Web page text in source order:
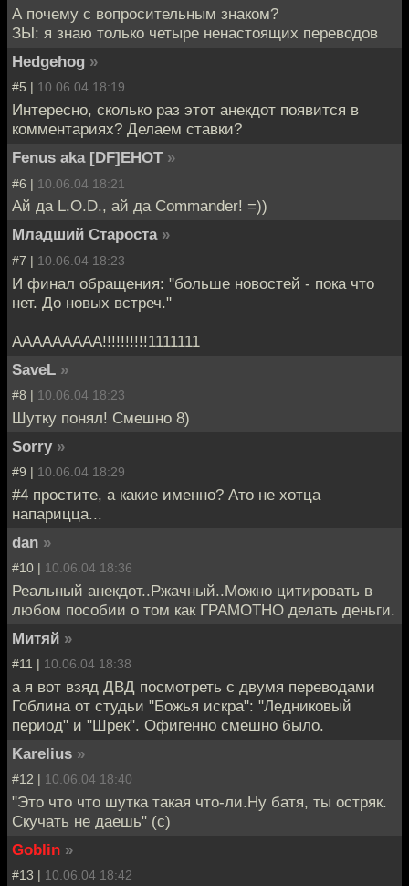
А почему с вопросительным знаком?
ЗЫ: я знаю только четыре ненастоящих переводов
Hedgehog »
#5 | 10.06.04 18:19
Интересно, сколько раз этот анекдот появится в
комментариях? Делаем ставки?
Fenus aka [DF]EHOT »
#6 | 10.06.04 18:21
Ай да L.O.D., ай да Commander! =))
Младший Староста »
#7 | 10.06.04 18:23
И финал обращения: "больше новостей - пока что
нет. До новых встреч."
ААААААААА!!!!!!!!!!1111111
SaveL »
#8 | 10.06.04 18:23
Шутку понял! Смешно 8)
Sorry »
#9 | 10.06.04 18:29
#4 простите, а какие именно? Ато не хотца
напарицца...
dan »
#10 | 10.06.04 18:36
Реальный анекдот..Ржачный..Можно цитировать в
любом пособии о том как ГРАМОТНО делать деньги.
Митяй »
#11 | 10.06.04 18:38
а я вот взяд ДВД посмотреть с двумя переводами
Гоблина от студьи "Божья искра": "Ледниковый
период" и "Шрек". Офигенно смешно было.
Karelius »
#12 | 10.06.04 18:40
"Это что что шутка такая что-ли.Ну батя, ты остряк.
Скучать не даешь" (c)
Goblin »
#13 | 10.06.04 18:42